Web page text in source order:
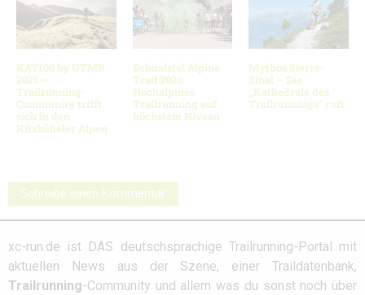
KAT100 by UTMB
2026 –
Trailrunning-
Community trifft
sich in den
Kitzbüheler Alpen
Schnalstal Alpine
Trail 2026:
Hochalpines
Trailrunning auf
höchstem Niveau
Mythos Sierre-
Zinal – Die
„Kathedrale des
Trailrunnings“ ruft
Schreibe einen Kommentar
xc-run.de ist DAS deutschsprachige Trailrunning-Portal mit
aktuellen News aus der Szene, einer Traildatenbank,
Trailrunning-Community und allem was du sonst noch über